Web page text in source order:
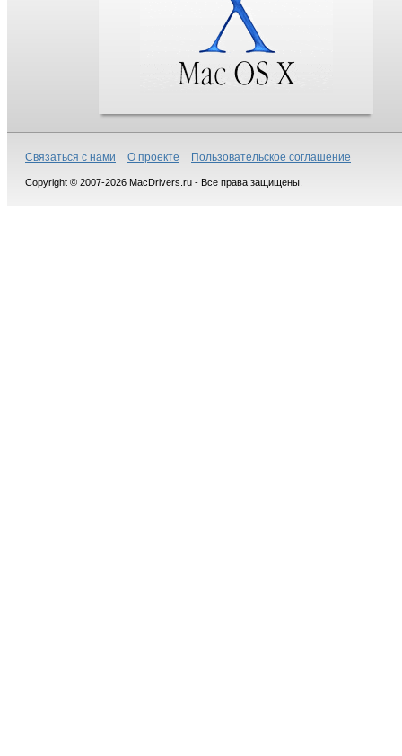
Связаться с нами О проекте Пользовательское соглашение
Copyright © 2007-2026 MacDrivers.ru - Все права защищены.